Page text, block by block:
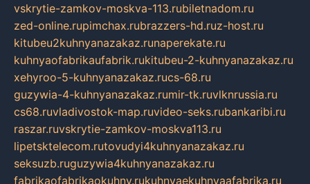
vskrytie-zamkov-moskva-113.rubiletnadom.ru
zed-online.rupimchax.rubrazzers-hd.ruz-host.ru
kitubeu2kuhnyanazakaz.runaperekate.ru
kuhnyaofabrikaufabrik.rukitubeu-2-kuhnyanazakaz.ru
xehyroo-5-kuhnyanazakaz.rucs-68.ru
guzywia-4-kuhnyanazakaz.rumir-tk.ruvlknrussia.ru
cs68.ruvladivostok-map.ruvideo-seks.rubankaribi.ru
raszar.ruvskrytie-zamkov-moskva113.ru
lipetsktelecom.rutovudyi4kuhnyanazakaz.ru
seksuzb.ruguzywia4kuhnyanazakaz.ru
fabrikaofabrikaokuhny.rukuhnyaekuhnyaafabrika.ru